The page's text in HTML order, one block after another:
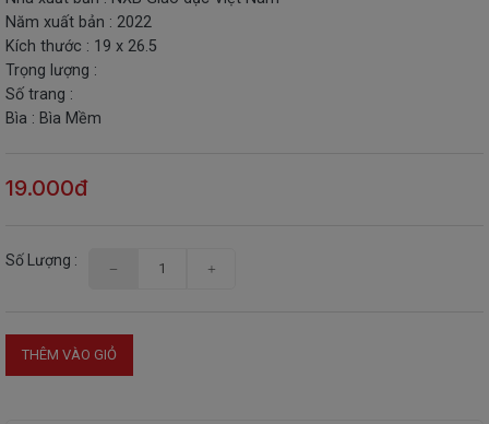
SÁCH
THIẾU
NHI
SÁCH
TIẾNG
NGOẠI
-
HỌC
SINH
Năm xuất bản : 2022
Kích thước : 19 x 26.5
Trọng lượng :
Số trang :
Bìa : Bìa Mềm
19.000đ
Số Lượng :
THÊM VÀO GIỎ